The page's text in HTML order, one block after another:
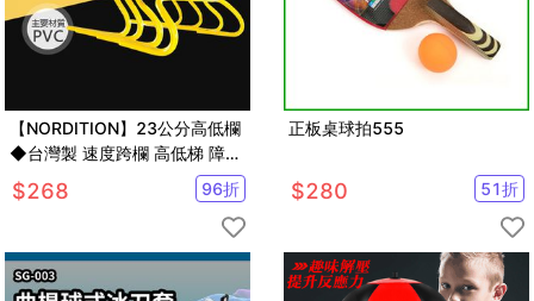
【NORDITION】23公分高低欄
◆台灣製 速度跨欄 高低梯 障礙
欄 跳格欄 直排輪 足球 田徑 敏
捷度 團康 另三角錐
$268 96折
正板桌球拍555
$280 51折